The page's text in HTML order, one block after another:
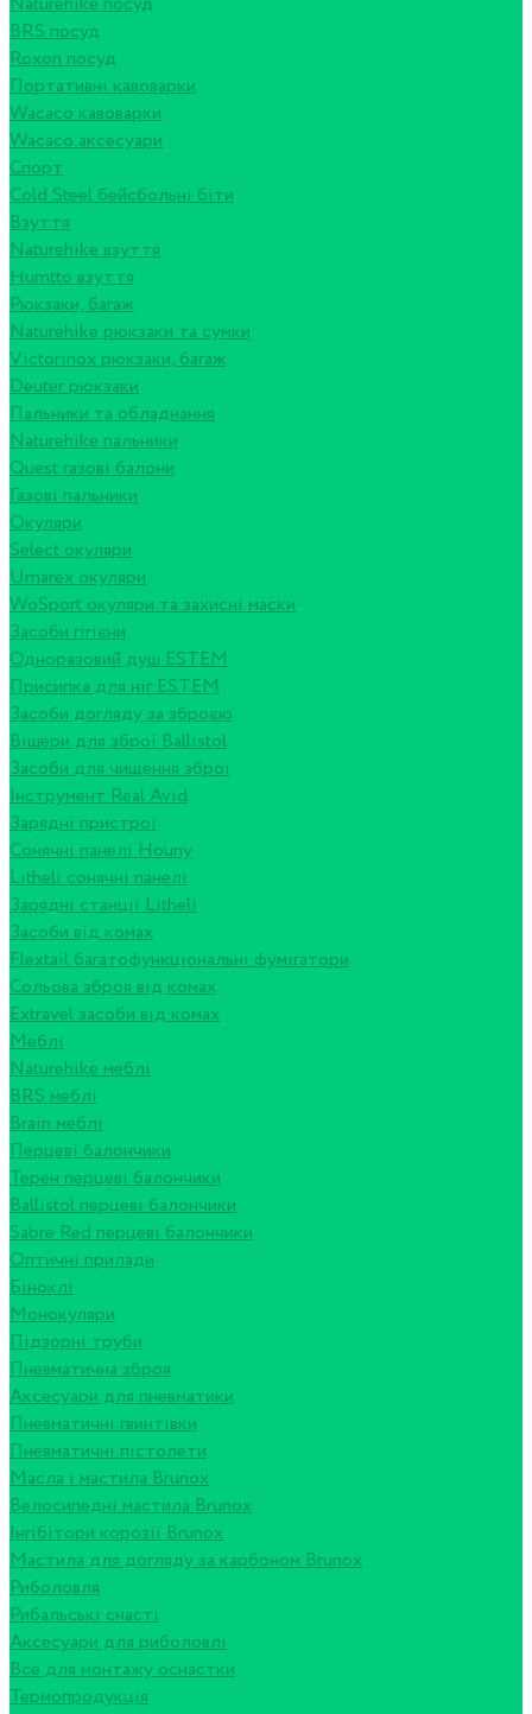
BRS посуд
Roxon посуд
Портативні кавоварки
Wacaco кавоварки
Wacaco аксесуари
Спорт
Cold Steel бейсбольні біти
Взуття
Naturehike взуття
Humtto взуття
Рюкзаки, багаж
Naturehike рюкзаки та сумки
Victorinox рюкзаки, багаж
Deuter рюкзаки
Пальники та обладнання
Naturehike пальники
Quest газові балони
Газові пальники
Окуляри
Select окуляри
Umarex окуляри
WoSport окуляри та захисні маски
Засоби гігієни
Одноразовий душ ESTEM
Присипка для ніг ESTEM
Засоби догляду за зброєю
Вішери для зброї Ballistol
Засоби для чищення зброї
Інструмент Real Avid
Зарядні пристрої
Сонячні панелі Houny
Litheli сонячні панелі
Зарядні станції Litheli
Засоби від комах
Flextail багатофункціональні фумігатори
Сольова зброя від комах
Extravel засоби від комах
Меблі
Naturehike меблі
BRS меблі
Brain меблі
Перцеві балончики
Терен перцеві балончики
Ballistol перцеві балончики
Sabre Red перцеві балончики
Оптичні прилади
Біноклі
Монокуляри
Підзорні труби
Пневматична зброя
Аксесуари для пневматики
Пневматичні гвинтівки
Пневматичні пістолети
Масла і мастила Brunox
Велосипедні мастила Brunox
Інгібітори корозії Brunox
Мастила для догляду за карбоном Brunox
Риболовля
Рибальські снасті
Аксесуари для риболовлі
Все для монтажу оснастки
Термопродукція